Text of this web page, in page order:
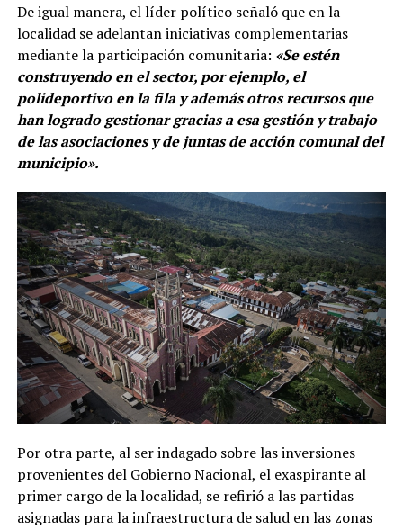
De igual manera, el líder político señaló que en la
localidad se adelantan iniciativas complementarias
mediante la participación comunitaria: «Se estén
construyendo en el sector, por ejemplo, el
polideportivo en la fila y además otros recursos que
han logrado gestionar gracias a esa gestión y trabajo
de las asociaciones y de juntas de acción comunal del
municipio».
Por otra parte, al ser indagado sobre las inversiones
provenientes del Gobierno Nacional, el exaspirante al
primer cargo de la localidad, se refirió a las partidas
asignadas para la infraestructura de salud en las zonas